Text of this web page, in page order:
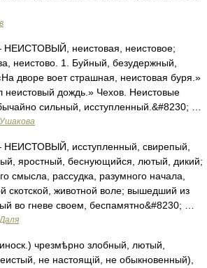
неистовая, неистовое;
неистово. 1. Буйный, безудержный,
дворе воет страшная, неистовая буря.»
неистовый дождь.» Чехов. Неистовые
сильный, исступленный.&#8230; …
исступленный, свирепый,
яростный, беснующийся, лютый, дикий;
смысла, рассудка, разумного начала,
скотской, животной воле; вышедший из
во гневе своем, беспамятно&#8230; …
чрезмѣрно злобный, лютый,
не настоящій, не обыкновенный),